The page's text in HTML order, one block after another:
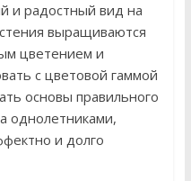
и радостный вид на
выращиваются
цветением и
с цветовой гаммой
основы правильного
однолетниками,
и долго